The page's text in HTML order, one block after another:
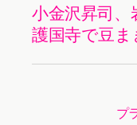
小金沢昇司、
護国寺で豆
プ